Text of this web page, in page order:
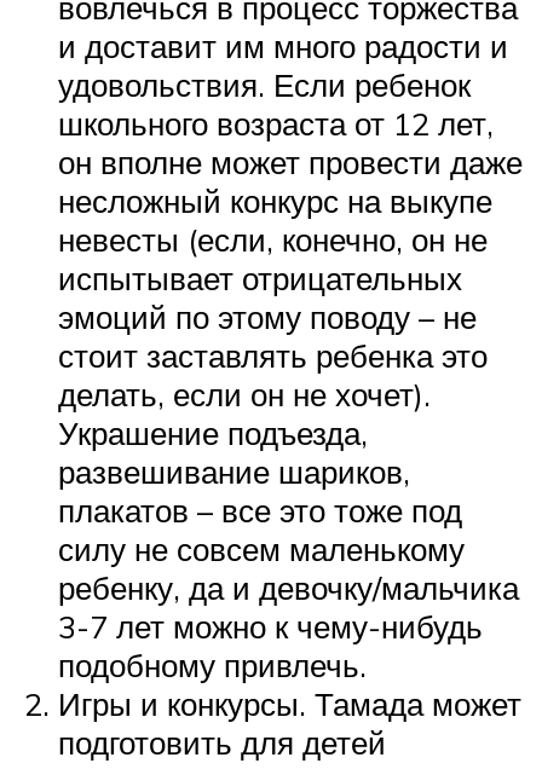
и доставит им много радости и
удовольствия. Если ребенок
школьного возраста от 12 лет,
он вполне может провести даже
несложный конкурс на выкупе
невесты (если, конечно, он не
испытывает отрицательных
эмоций по этому поводу – не
стоит заставлять ребенка это
делать, если он не хочет).
Украшение подъезда,
развешивание шариков,
плакатов – все это тоже под
силу не совсем маленькому
ребенку, да и девочку/мальчика
3-7 лет можно к чему-нибудь
подобному привлечь.
Игры и конкурсы. Тамада может
подготовить для детей